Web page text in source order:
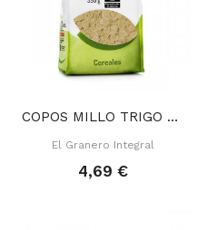
COPOS MILLO TRIGO SARRACENO 350 GR
El Granero Integral
4,69 €